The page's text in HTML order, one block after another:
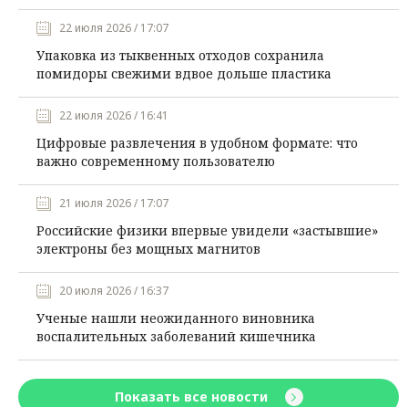
22 июля 2026 / 17:07
Упаковка из тыквенных отходов сохранила
помидоры свежими вдвое дольше пластика
22 июля 2026 / 16:41
Цифровые развлечения в удобном формате: что
важно современному пользователю
21 июля 2026 / 17:07
Российские физики впервые увидели «застывшие»
электроны без мощных магнитов
20 июля 2026 / 16:37
Ученые нашли неожиданного виновника
воспалительных заболеваний кишечника
Показать все новости